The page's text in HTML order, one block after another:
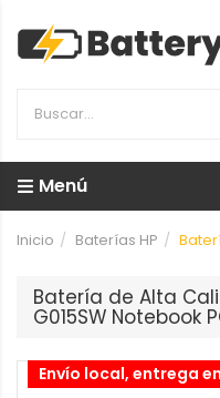
Menú
Inicio Baterías HP
Batería de Alta
G015SW Notebook
Envío local, entrega